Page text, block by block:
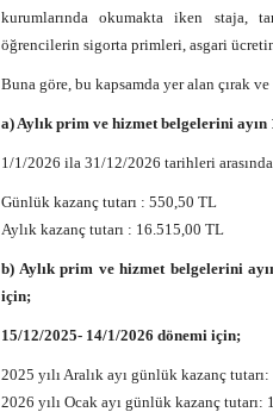
kurumlarında okumakta iken staja,
öğrencilerin sigorta primleri, asgari
Buna göre, bu kapsamda yer alan çırak
a) Aylık prim ve hizmet belgelerini ayın
1/1/2026 ila 31/12/2026 tarihleri
Günlük kazanç tutarı : 550,50 TL
Aylık kazanç tutarı : 16.515,00 TL
b) Aylık prim ve hizmet belgelerini
için;
15/12/2025- 14/1/2026 dönemi için;
2025 yılı Aralık ayı günlük kazanç
2026 yılı Ocak ayı günlük kazanç